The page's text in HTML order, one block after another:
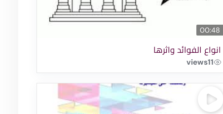
00:48
انواع الفوائد واثرها
11
views